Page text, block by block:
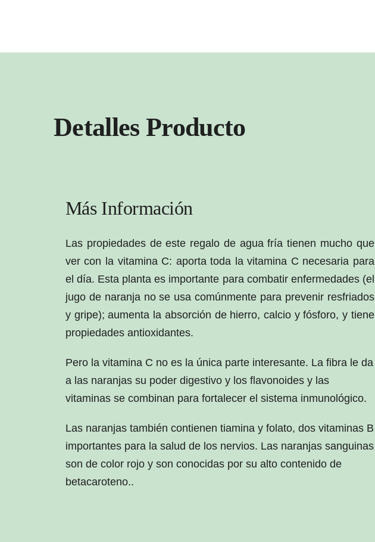
Detalles Producto
Más Información
Las propiedades de este regalo de agua fría tienen mucho que
ver con la vitamina C: aporta toda la vitamina C necesaria para
el día. Esta planta es importante para combatir enfermedades (el
jugo de naranja no se usa comúnmente para prevenir resfriados
y gripe); aumenta la absorción de hierro, calcio y fósforo, y tiene
propiedades antioxidantes.
Pero la vitamina C no es la única parte interesante. La fibra le da
a las naranjas su poder digestivo y los flavonoides y las
vitaminas se combinan para fortalecer el sistema inmunológico.
Las naranjas también contienen tiamina y folato, dos vitaminas B
importantes para la salud de los nervios. Las naranjas sanguinas
son de color rojo y son conocidas por su alto contenido de
betacaroteno..